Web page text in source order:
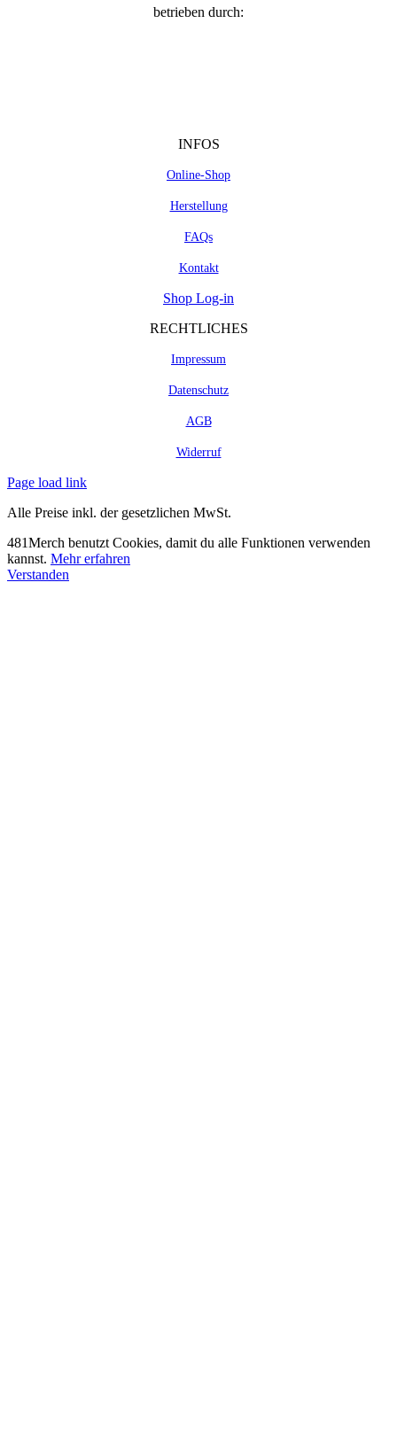
betrieben durch:
INFOS
Online-Shop
Herstellung
FAQs
Kontakt
Shop Log-in
RECHTLICHES
Impressum
Datenschutz
AGB
Widerruf
Page load link
Alle Preise inkl. der gesetzlichen MwSt.
481Merch benutzt Cookies, damit du alle Funktionen verwenden
kannst. Mehr erfahren
Verstanden